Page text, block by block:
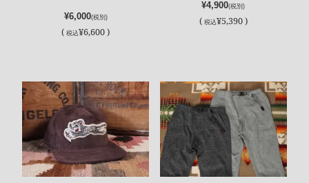
¥6,000(税別)
(税込¥6,600 )
¥4,900(税別)
( 税込¥5,390 )